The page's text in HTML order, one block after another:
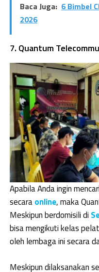
Baca Juga: 6 Bimbel
2026
7. Quantum
Apabila Anda ingin
secaraonline, maka
Meskipun berdomisili di
bisa mengikuti kelas
oleh lembaga ini secara
Meskipun dilaksanakan